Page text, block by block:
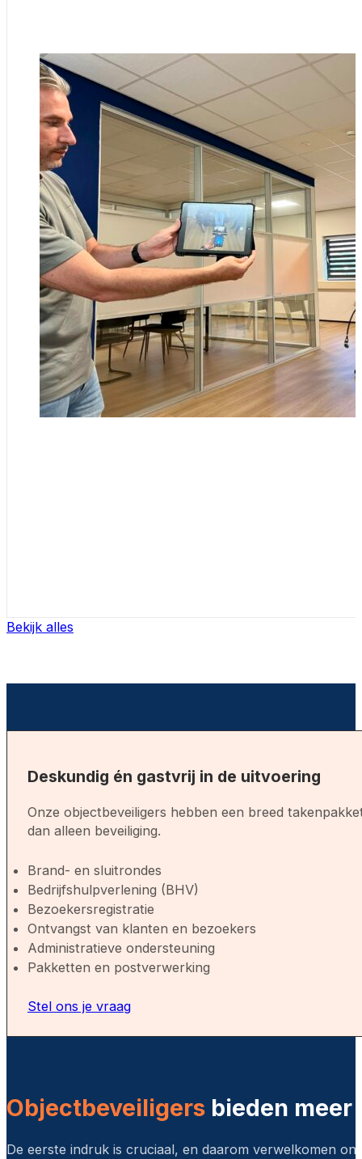
Bekijk alles
Deskundig én gastvrij in de uitvoering
Onze objectbeveiligers hebben een breed
dan alleen beveiliging.
Brand- en sluitrondes
Bedrijfshulpverlening (BHV)
Bezoekersregistratie
Ontvangst van klanten en bezoekers
Administratieve ondersteuning
Pakketten en postverwerking
Stel ons je vraag
Objectbeveiligers bieden
De eerste indruk is cruciaal, en daarom verwelkomen